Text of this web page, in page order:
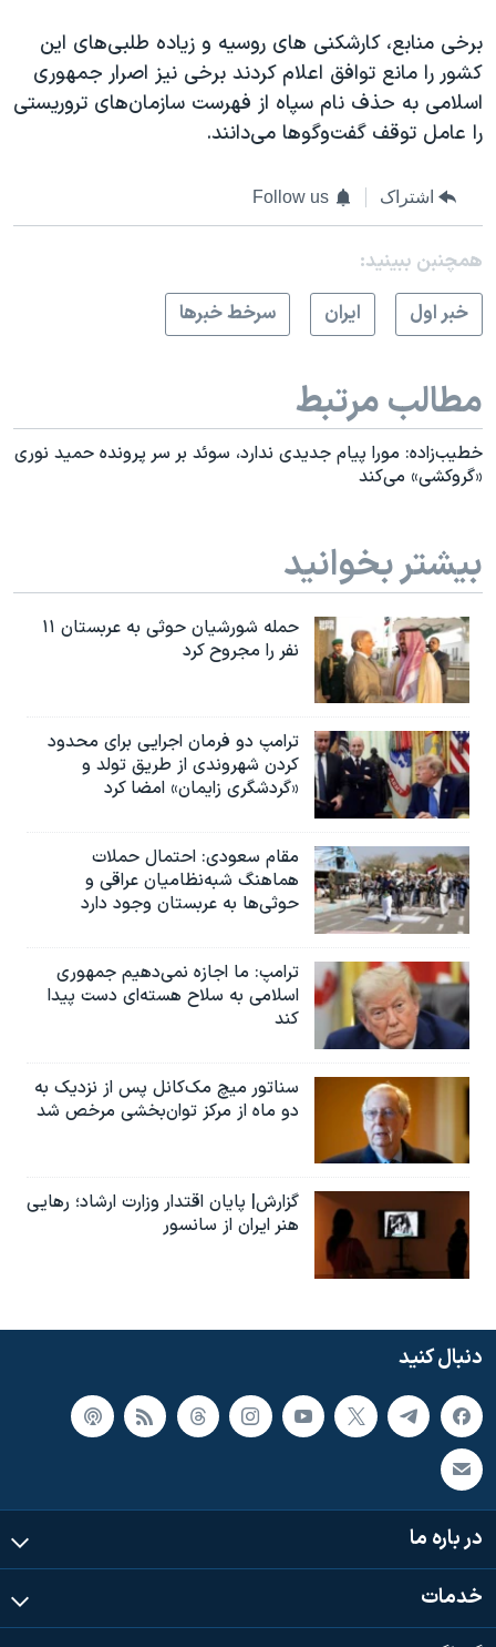
برخی منابع، کارشکنی های روسیه و زیاده طلبی‌های این
کشور را مانع توافق اعلام کردند برخی نیز اصرار جمهوری
اسلامی به حذف نام سپاه از فهرست سازمان‌های تروریستی
را عامل توقف گفت‌و‌گوها می‌دانند.
اشتراک Follow us
همچنبن ببینید:
خبر اول
ايران سرخط خبرها
مطالب مرتبط
خطیب‌زاده: مورا پیام جدیدی ندارد، سوئد بر سر پرونده حمید نوری
«گروکشی» می‌کند
بیشتر بخوانید
حمله شورشیان حوثی به عربستان ۱۱
نفر را مجروح کرد
ترامپ دو فرمان اجرایی برای محدود
کردن شهروندی از طریق تولد و
«گردشگری زایمان» امضا کرد
مقام سعودی: احتمال حملات
هماهنگ شبه‌نظامیان عراقی و
حوثی‌ها به عربستان وجود دارد
ترامپ: ما اجازه نمی‌دهیم جمهوری
اسلامی به سلاح هسته‌ای دست پیدا
کند
سناتور میچ مک‌کانل پس از نزدیک به
دو ماه از مرکز توان‌بخشی مرخص شد
گزارش| پایان اقتدار وزارت ارشاد؛ رهایی
هنر ایران از سانسور
دنبال کنید
در باره ما
خدمات